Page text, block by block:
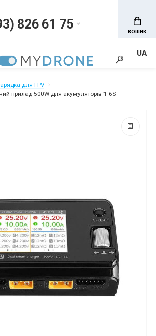
826 61 75 КОШИК
UA
для FPV
прилад 500W для акумуляторів 1-6S